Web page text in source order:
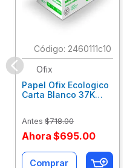
: 2460111c10
Ofix
Papel Ofix Ecologico
Carta Blanco 37K
Antes $718.00
Ahora $695.00
Comprar